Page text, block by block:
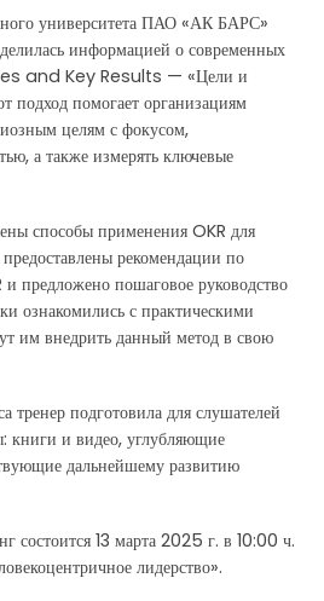
университета ПАО «АК БАРС»
информацией о современных
and Key Results — «Цели и
подход помогает организациям
целям с фокусом,
а также измерять ключевые
способы применения OKR для
рекомендации по
предложено пошаговое руководство
ознакомились с практическими
им внедрить данный метод в свою
тренер подготовила для слушателей
книги и видео, углубляющие
дальнейшему развитию
состоится 13 марта 2025 г. в 10:00 ч.
лидерство».